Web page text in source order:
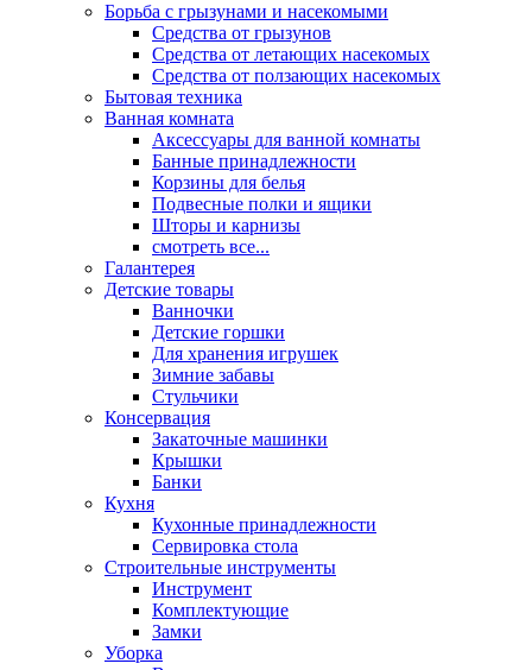
Борьба с грызунами и насекомыми
Средства от грызунов
Средства от летающих насекомых
Средства от ползающих насекомых
Бытовая техника
Ванная комната
Аксессуары для ванной комнаты
Банные принадлежности
Корзины для белья
Подвесные полки и ящики
Шторы и карнизы
смотреть все...
Галантерея
Детские товары
Ванночки
Детские горшки
Для хранения игрушек
Зимние забавы
Стульчики
Консервация
Закаточные машинки
Крышки
Банки
Кухня
Кухонные принадлежности
Сервировка стола
Строительные инструменты
Инструмент
Комплектующие
Замки
Уборка